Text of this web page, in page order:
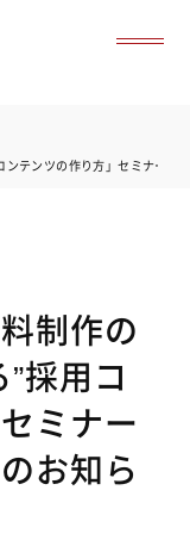
ンテンツの作り方」セミナー＋
制作の
採用コ
ミナー
お知ら